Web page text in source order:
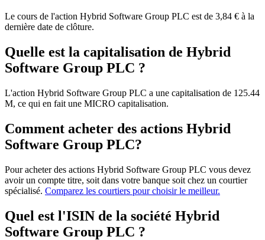
Le cours de l'action Hybrid Software Group PLC est de 3,84 € à la
dernière date de clôture.
Quelle est la capitalisation de Hybrid
Software Group PLC ?
L'action Hybrid Software Group PLC a une capitalisation de 125.44
M, ce qui en fait une MICRO capitalisation.
Comment acheter des actions Hybrid
Software Group PLC?
Pour acheter des actions Hybrid Software Group PLC vous devez
avoir un compte titre, soit dans votre banque soit chez un courtier
spécialisé. Comparez les courtiers pour choisir le meilleur.
Quel est l'ISIN de la société Hybrid
Software Group PLC ?